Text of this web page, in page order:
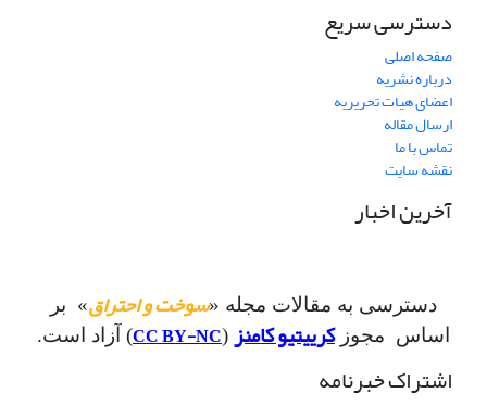
دسترسی سریع
صفحه اصلی
درباره نشریه
اعضای هیات تحریریه
ارسال مقاله
تماس با ما
نقشه سایت
آخرین اخبار
دسترسی به مقالات مجله «سوخت و احتراق» بر
اساس مجوزکرییتیو کامنز (
CC BY-NC) آزاد است.
اشتراک خبرنامه